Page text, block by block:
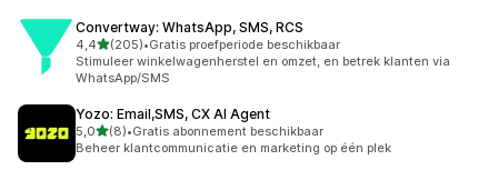
Convertway: WhatsApp, SMS, RCS
4,4van 5 sterren
(205)
205 recensies in totaal
•Gratis proefperiode beschikbaar
Stimuleer winkelwagenherstel en omzet, en betrek klanten via
WhatsApp/SMS
Yozo: Email,SMS, CX AI Agent
5,0van 5 sterren
(8)
8 recensies in totaal
•Gratis abonnement beschikbaar
Beheer klantcommunicatie en marketing op één plek